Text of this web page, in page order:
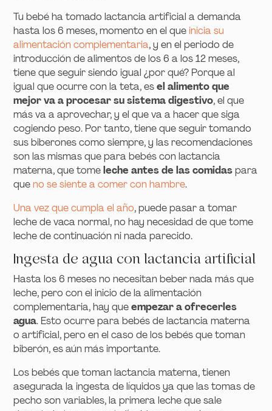
Tu bebé ha tomado lactancia artificial a demanda
hasta los 6 meses, momento en el queinicia su
alimentación complementaria, y en el periodo de
introducción de alimentos de los 6 a los 12 meses,
tiene que seguir siendo igual ¿por qué? Porque al
igual que ocurre con la teta, esel alimento que
mejor va a procesar su sistema digestivo, el que
más va a aprovechar, y el que va a hacer que siga
cogiendo peso. Por tanto, tiene que seguir tomando
sus biberones como siempre, y las recomendaciones
son las mismas que para bebés con lactancia
materna, que tomeleche antes de las comidaspara
queno se siente a comer con hambre.
Una vez que cumpla el año, puede pasar a tomar
leche de vaca normal, no hay necesidad de que tome
leche de continuación ni nada parecido.
Ingesta de agua con lactancia artificial
Hasta los 6 meses no necesitan beber nada más que
leche, pero con el inicio de la alimentación
complementaria, hay queempezar a ofrecerles
agua. Esto ocurre para bebés de lactancia materna
o artificial, pero en el caso de los bebés que toman
biberón, es aún más importante.
Los bebés que toman lactancia materna, tienen
asegurada la ingesta de líquidos ya que las tomas de
pecho son variables, la primera leche que sale